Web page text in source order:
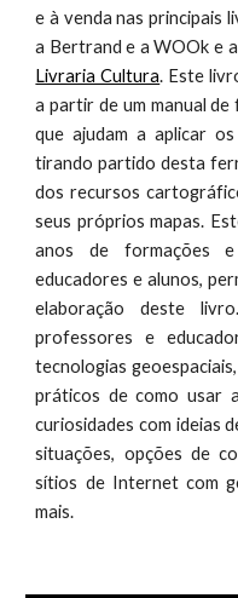
e à venda nas principais
a Bertrand e a WOOk e
Livraria Cultura. Este
a partir de um manual
que ajudam a aplicar
tirando partido desta
dos recursos
seus próprios mapas.
anos de formações
educadores e alunos,
elaboração deste
professores e
tecnologias
práticos de como usar
curiosidades com ideias
situações, opções de
sítios de Internet com
mais.